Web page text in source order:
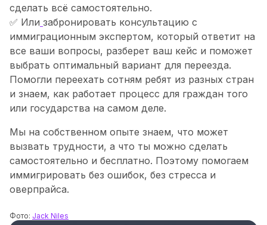
сделать всё самостоятельно.
✅ Или забронировать консультацию с
иммиграционным экспертом, который ответит на
все ваши вопросы, разберет ваш кейс и поможет
выбрать оптимальный вариант для переезда.
Помогли переехать сотням ребят из разных стран
и знаем, как работает процесс для граждан того
или государства на самом деле.
Мы на собственном опыте знаем, что может
вызвать трудности, а что ты можно сделать
самостоятельно и бесплатно. Поэтому помогаем
иммигрировать без ошибок, без стресса и
оверпрайса.
Фото: Jack Niles